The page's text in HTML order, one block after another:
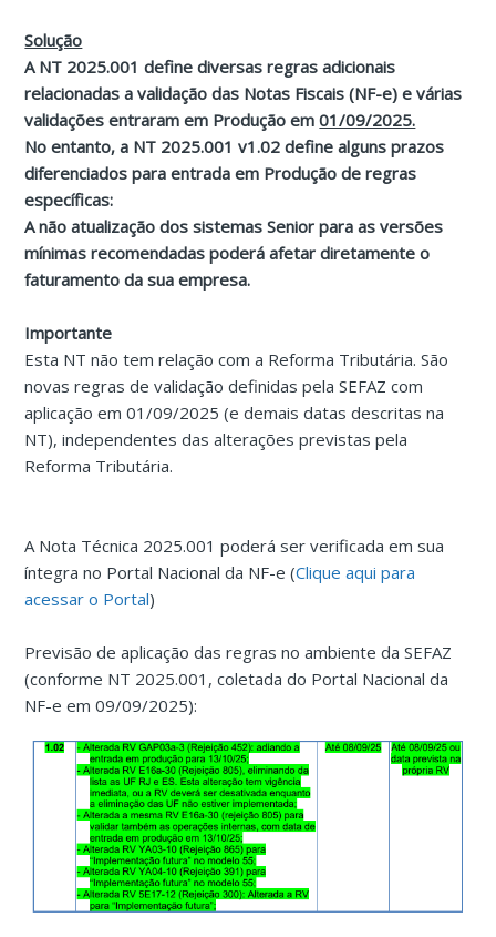
Solução
A NT 2025.001 define diversas regras adicionais
relacionadas a validação das Notas Fiscais (NF-e) e várias
validações entraram em Produção em01/09/2025.
No entanto, a NT 2025.001 v1.02 define alguns prazos
diferenciados para entrada em Produção de regras
específicas:
A não atualização dos sistemas Senior para as versões
mínimas recomendadas poderá afetar diretamente o
faturamento da sua empresa.
Importante
Esta NT não tem relação com a Reforma Tributária. São
novas regras de validação definidas pela SEFAZ com
aplicação em 01/09/2025 (e demais datas descritas na
NT), independentes das alterações previstas pela
Reforma Tributária.
A Nota Técnica 2025.001 poderá ser verificada em sua
íntegra no Portal Nacional da NF-e (Clique aqui para
acessar o Portal)
Previsão de aplicação das regras no ambiente da SEFAZ
(conforme NT 2025.001, coletada do Portal Nacional da
NF-e em 09/09/2025):